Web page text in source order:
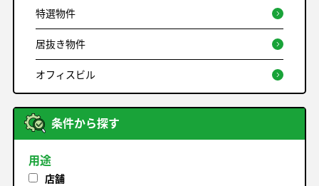
特選物件
居抜き物件
オフィスビル
条件から探す
用途
店舗